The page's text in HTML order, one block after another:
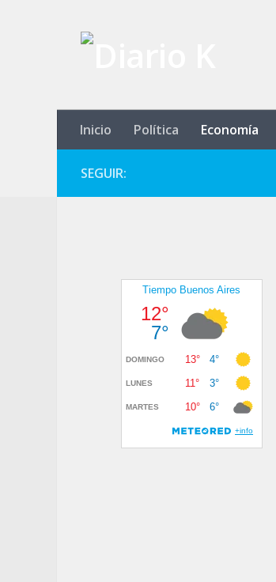
Inicio Política Economía
SEGUIR: